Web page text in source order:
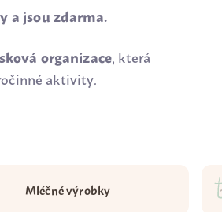
a jsou zdarma.
organizace, která
aktivity.
Mléčné výrobky